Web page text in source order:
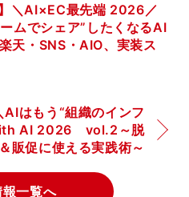
＼AI×EC最先端 2026／
ムでシェア”したくなるAI
天・SNS・AIO、実装ス
AIはもう“組織のインフ
AI 2026 vol.2～脱
販促に使える実践術～
一覧へ